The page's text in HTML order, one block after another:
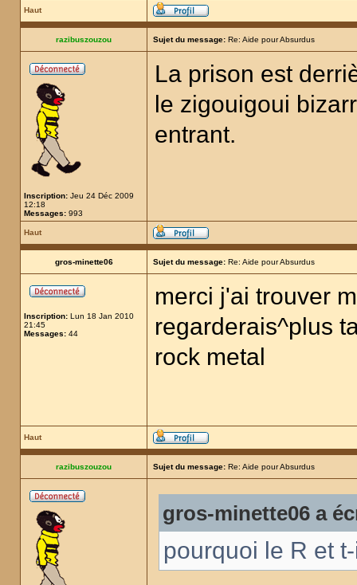
Haut
razibuszouzou Sujet du message: Re: Aide pour Absurdus
Inscription: Jeu 24 Déc 2009
12:18
Messages: 993
La prison est
le zigouigoui
entrant.
Haut
gros-minette06 Sujet du message: Re: Aide pour Absurdus
Inscription: Lun 18 Jan 2010
21:45
Messages: 44
merci j'ai trouver
regarderais^plus
rock metal
Haut
razibuszouzou Sujet du message: Re: Aide pour Absurdus
gros-minette06 a
pourquoi le R et